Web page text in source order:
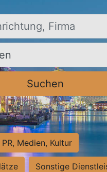
Firma
Suchen
Medien, Kultur
Sonstige